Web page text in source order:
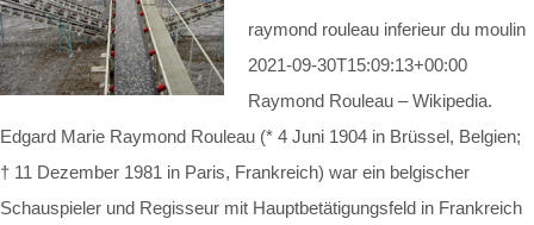
raymond rouleau inferieur du moulin
2021-09-30T15:09:13+00:00
Raymond Rouleau – Wikipedia.
Edgard Marie Raymond Rouleau (* 4 Juni 1904 in Brüssel, Belgien;
† 11 Dezember 1981 in Paris, Frankreich) war ein belgischer
Schauspieler und Regisseur mit Hauptbetätigungsfeld in Frankreich